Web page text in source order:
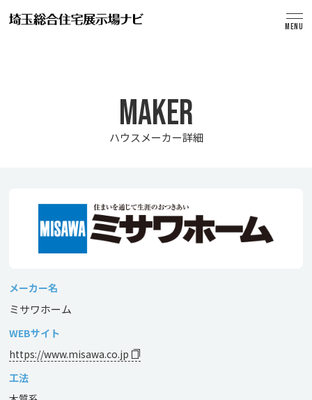
MENU
MAKER
ハウスメーカー詳細
メーカー名
ミサワホーム
WEBサイト
https://www.misawa.co.jp
工法